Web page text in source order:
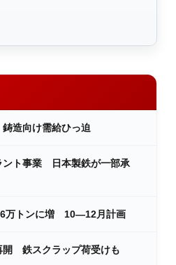
鋳造向け需給ひっ迫
ント事業 日本製鉄が一部承
万トンに増 10―12月計画
開 鉄スクラップ荷受けも